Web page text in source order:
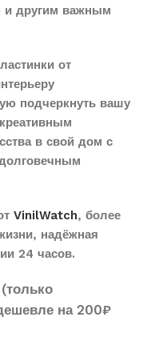
другим важным
от
подчеркнуть вашу
в свой дом с
VinilWatch, более
надёжная
24 часов.
на 200₽